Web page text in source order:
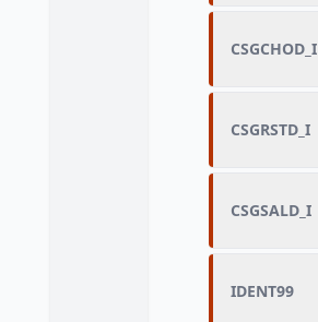
CSGCHOD_I
CSGRSTD_I
CSGSALD_I
IDENT99